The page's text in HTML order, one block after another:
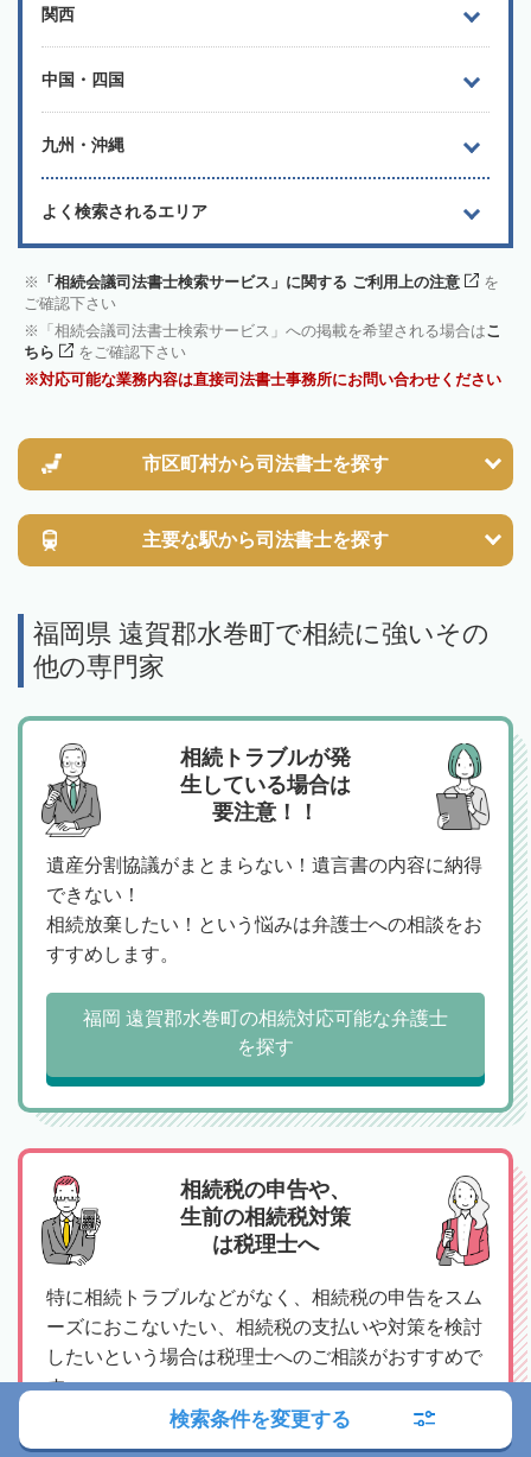
関西
中国・四国
九州・沖縄
よく検索されるエリア
「相続会議司法書士検索サービス」に関する ご利用上の注意
を
ご確認下さい
「相続会議司法書士検索サービス」への掲載を希望される場合はこ
ちら
をご確認下さい
対応可能な業務内容は直接司法書士事務所にお問い合わせください
市区町村から司法書士を探す
主要な駅から司法書士を探す
福岡県 遠賀郡水巻町で相続に強いその
他の専門家
相続トラブルが発
生している場合は
要注意！！
遺産分割協議がまとまらない！遺言書の内容に納得
できない！
相続放棄したい！という悩みは弁護士への相談をお
すすめします。
福岡 遠賀郡水巻町の相続対応可能な弁護士
を探す
相続税の申告や、
生前の相続税対策
は税理士へ
特に相続トラブルなどがなく、相続税の申告をスム
ーズにおこないたい、相続税の支払いや対策を検討
したいという場合は税理士へのご相談がおすすめで
す。
福岡 遠賀郡水巻町の相続対応可能な税理士
検索条件を変更する